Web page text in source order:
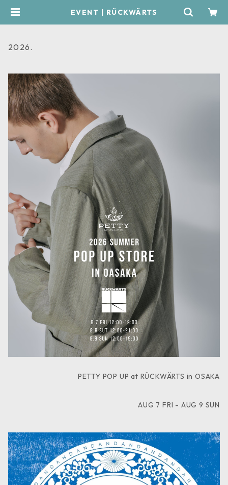
EVENT | RÜCKWÄRTS
2026.
PETTY POP UP at RÜCKWÄRTS in OSAKA
AUG 7 FRI - AUG 9 SUN